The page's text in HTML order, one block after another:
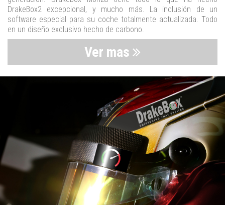
DrakeBox2 excepcional, y mucho más. La inclusión de un
software especial para su coche totalmente actualizada. Todo
en un diseño exclusivo hecho de carbono.
Ver mas